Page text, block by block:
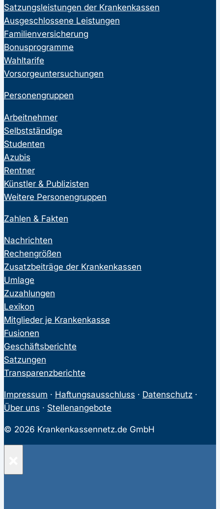
Satzungsleistungen der Krankenkassen
Ausgeschlossene Leistungen
Familienversicherung
Bonusprogramme
Wahltarife
Vorsorgeuntersuchungen
Personengruppen
Arbeitnehmer
Selbstständige
Studenten
Azubis
Rentner
Künstler & Publizisten
Weitere Personengruppen
Zahlen & Fakten
Nachrichten
Rechengrößen
Zusatzbeiträge der Krankenkassen
Umlage
Zuzahlungen
Lexikon
Mitglieder je Krankenkasse
Fusionen
Geschäftsberichte
Satzungen
Transparenzberichte
Impressum · Haftungsausschluss · Datenschutz ·
Über uns · Stellenangebote
© 2026 Krankenkassennetz.de GmbH